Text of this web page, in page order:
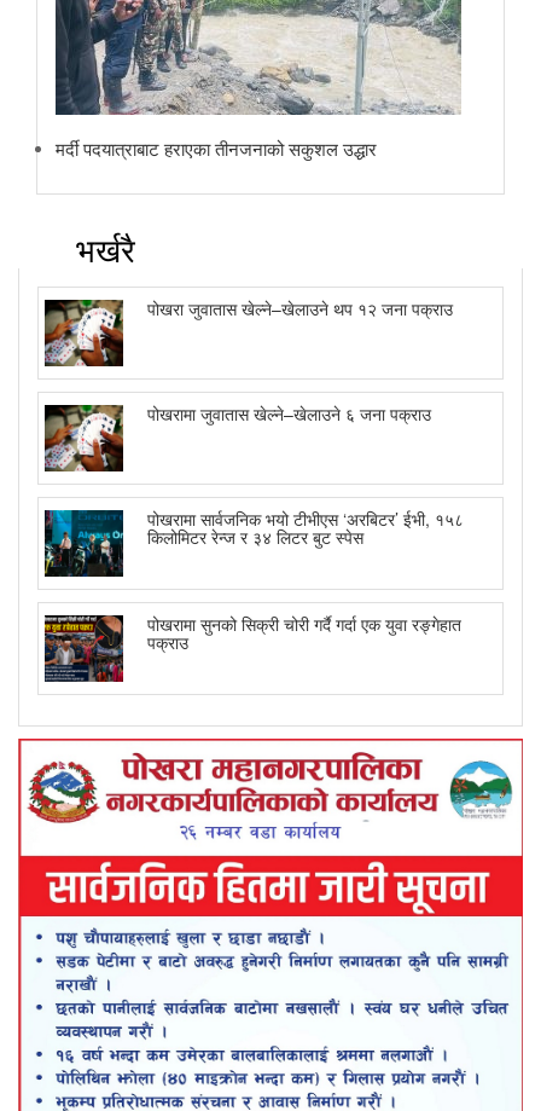
मर्दी पदयात्राबाट हराएका तीनजनाको सकुशल उद्धार
भर्खरै
पोखरा जुवातास खेल्ने–खेलाउने थप १२ जना पक्राउ
पोखरामा जुवातास खेल्ने–खेलाउने ६ जना पक्राउ
पोखरामा सार्वजनिक भयो टीभीएस ‘अरबिटर’ ईभी, १५८
किलोमिटर रेन्ज र ३४ लिटर बुट स्पेस
पोखरामा सुनको सिक्री चोरी गर्दै गर्दा एक युवा रङ्गेहात
पक्राउ